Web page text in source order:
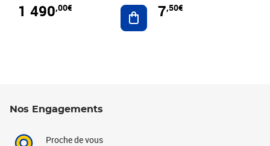
1 490,00€ Ajouter au panier
7,50€
Nos Engagements
Proche de vous